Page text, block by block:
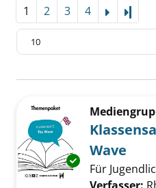
1 2 3 4
Zu den Suchfiltern springen
Exemplar-
Wave
Für